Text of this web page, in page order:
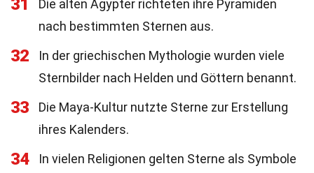
31
Die alten Ägypter richteten ihre Pyramiden
nach bestimmten Sternen aus.
32
In der griechischen Mythologie wurden viele
Sternbilder nach Helden und Göttern benannt.
33
Die Maya-Kultur nutzte Sterne zur Erstellung
ihres Kalenders.
34
In vielen Religionen gelten Sterne als Symbole